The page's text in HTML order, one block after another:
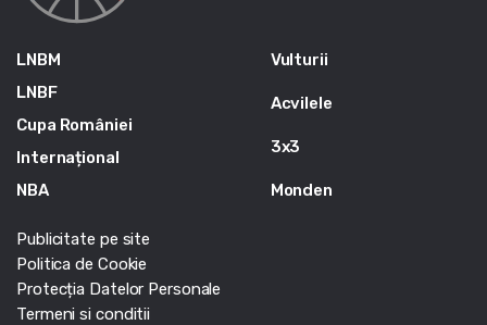
LNBM
LNBF
Cupa României
Internațional
NBA
Vulturii
Acvilele
3x3
Monden
Publicitate pe site
Politica de Cookie
Protecția Datelor Personale
Termeni si conditii